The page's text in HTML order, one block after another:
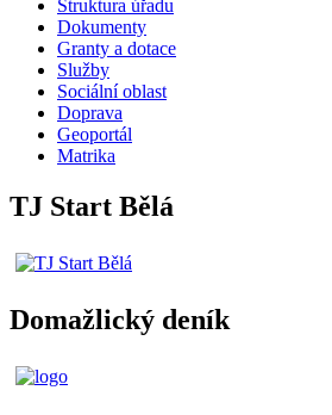
Struktura úřadu
Dokumenty
Granty a dotace
Služby
Sociální oblast
Doprava
Geoportál
Matrika
TJ Start Bělá
Domažlický deník